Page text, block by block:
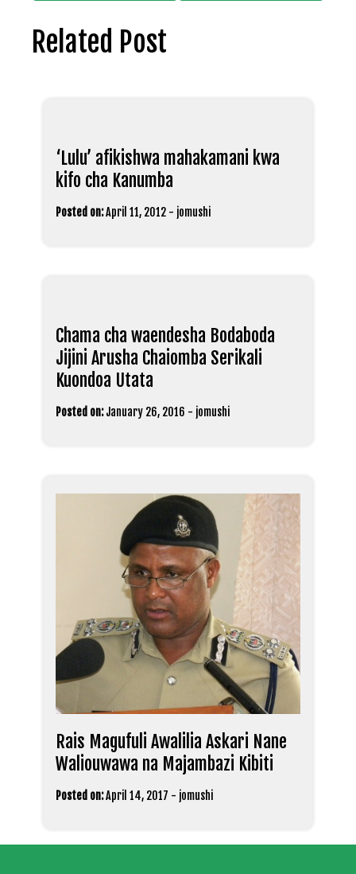
Related Post
‘Lulu’ afikishwa mahakamani kwa
kifo cha Kanumba
Posted on:April 11, 2012 - jomushi
Chama cha waendesha Bodaboda
Jijini Arusha Chaiomba Serikali
Kuondoa Utata
Posted on: January 26, 2016 - jomushi
Rais Magufuli Awalilia Askari Nane
Waliouwawa na Majambazi Kibiti
Posted on:April 14, 2017 - jomushi